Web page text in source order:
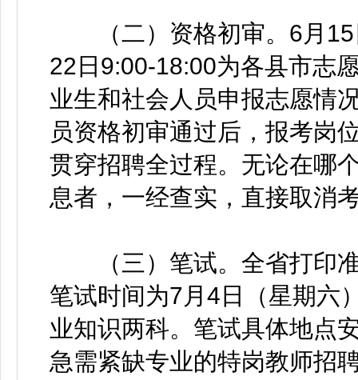
（二）资格初审。6月15
22日9:00-18:00为各县市志
业生和社会人员申报志愿情
员资格初审通过后，报考岗
贯穿招聘全过程。无论在哪
息者，一经查实，直接取消
（三）笔试。全省打印准
笔试时间为7月4日（星期六
业知识两科。笔试具体地点
急需紧缺专业的特岗教师招